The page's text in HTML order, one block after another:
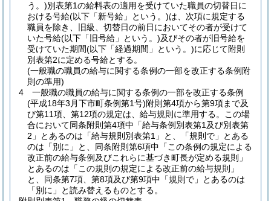
う。)別表第1の給料表の適用を受けていた職員の切替日に
おける号給(以下「新号給」という。)は、次項に規定する
職員を除き、旧級、切替日の前日においてその者が受けて
いた号給(以下「旧号給」という。)及びその者が旧号給を
受けていた期間(以下「経過期間」という。)に応じて附則
別表第2に定める号給とする。
(一般職の職員の給与に関する条例の一部を改正する条例附
則の準用)
4
一般職の職員の給与に関する条例の一部を改正する条例
(平成18年3月下市町条例第1号)附則第4項から第9項まで及
び第11項、第12項の規定は、給与規則に準用する。
この場
合において同条附則第4項中「給与条例別表第1及び別表第
2」とあるのは「給与規則別表第1」と、「規則で」とある
のは「別に」と、同条附則第6項中「この条例の規定による
改正前の給与条例及びこれらに基づき町長が定める規則」
とあるのは「この規則の規定による改正前の給与規則」
と、同条第7項、第8項及び第9項中「規則で」とあるのは
「別に」と読み替えるものとする。